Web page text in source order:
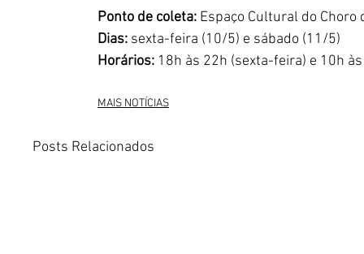
Ponto de coleta: Espaço Cultural do Choro
Dias: sexta-feira (10/5) e sábado (11/5)
Horários: 18h às 22h (sexta-feira) e 10h
MAIS NOTÍCIAS
Posts Relacionados